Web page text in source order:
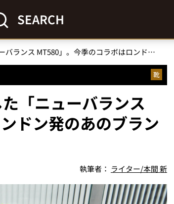
SEARCH
2000年代爆発的人気を獲得した「ニューバランス MT580」。今季のコラボはロンドン発のあのブランドと
靴
「ニューバランス
ドン発のあのブラン
執筆者： ライター/本間 新